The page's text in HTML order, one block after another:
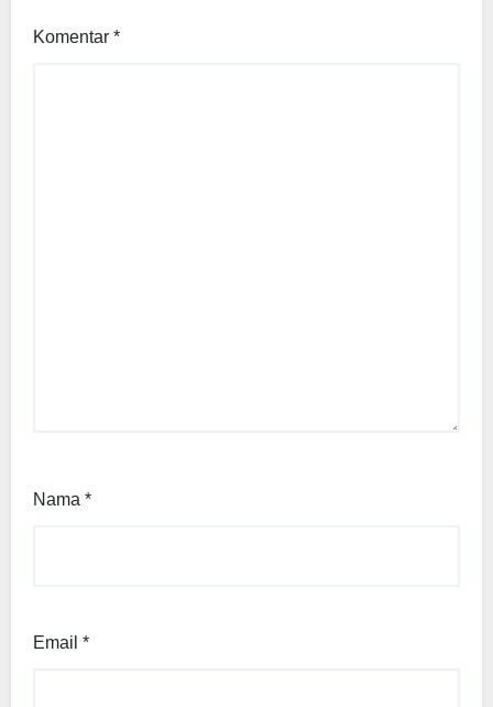
Komentar *
Nama *
Email *